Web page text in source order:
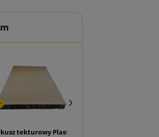
mmtekturowy Plaster Miodu 600x400x40